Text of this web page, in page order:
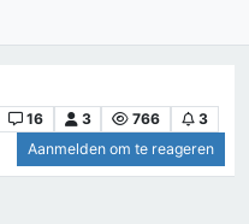
16 3 766
3
Aanmelden om te reageren